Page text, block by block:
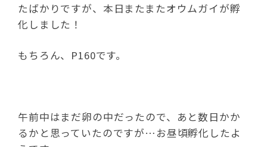
たばかりですが、本日またまたオウムガイが孵
化しました！
もちろん、P160です。
午前中はまだ卵の中だったので、あと数日かか
るかと思っていたのですが…お昼頃孵化したよ